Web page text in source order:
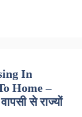
In
Home –
से राज्यों